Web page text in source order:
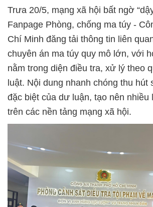
Trưa 20/5, mạng xã hội bất ngờ
Fanpage Phòng, chống ma túy -
Chí Minh đăng tải thông tin liên
chuyên án ma túy quy mô lớn, với
nằm trong diện điều tra, xử lý theo
luật. Nội dung nhanh chóng thu hút
đặc biệt của dư luận, tạo nên nhiều
trên các nền tảng mạng xã hội.